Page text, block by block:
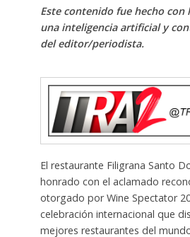
Este contenido fue hecho con
una inteligencia artificial y
del editor/periodista.
El restaurante Filigrana Santo
honrado con el aclamado
otorgado por Wine Spectator
celebración internacional que
mejores restaurantes del